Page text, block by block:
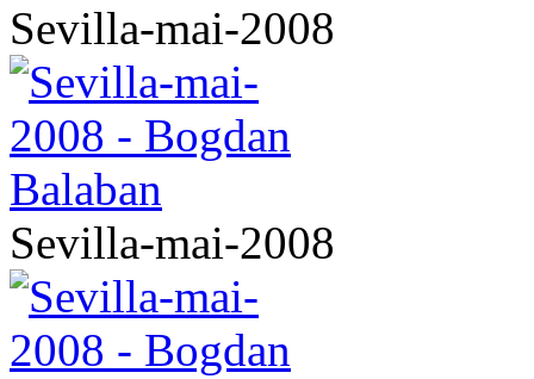
Sevilla-mai-2008
Sevilla-mai-2008